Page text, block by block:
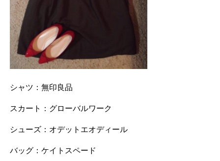
シャツ：無印良品
スカート：グローバルワーク
シューズ：オデットエオディール
バッグ：ケイトスペード